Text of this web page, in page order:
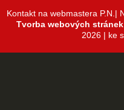
Kontakt na webmastera P.N.|
Tvorba webových stránek
2026 | ke